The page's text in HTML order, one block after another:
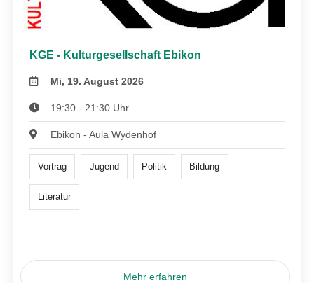
KGE - Kulturgesellschaft Ebikon
Mi, 19. August 2026
19:30 - 21:30 Uhr
Ebikon - Aula Wydenhof
Vortrag Jugend Politik Bildung
Literatur
Mehr erfahren